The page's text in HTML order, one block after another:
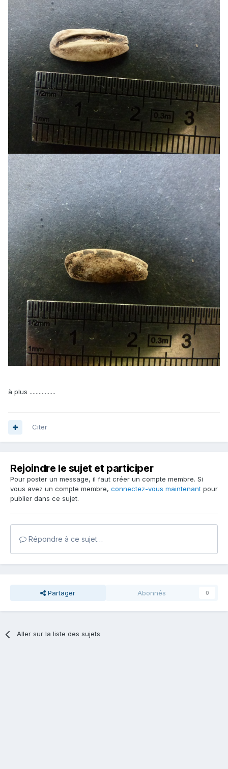
à plus .................
Citer
Rejoindre le sujet et participer
Pour poster un message, il faut créer un compte membre. Si
vous avez un compte membre, connectez-vous maintenant pour
publier dans ce sujet.
Répondre à ce sujet…
Partager Abonnés 0
Aller sur la liste des sujets